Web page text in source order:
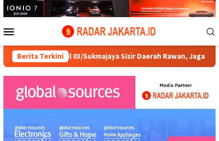
Loncat
ke
Mobile
Berita Terkini
Koramil 03/Sukmajaya Sisir Daerah Rawan, Jaga Kamtibmas